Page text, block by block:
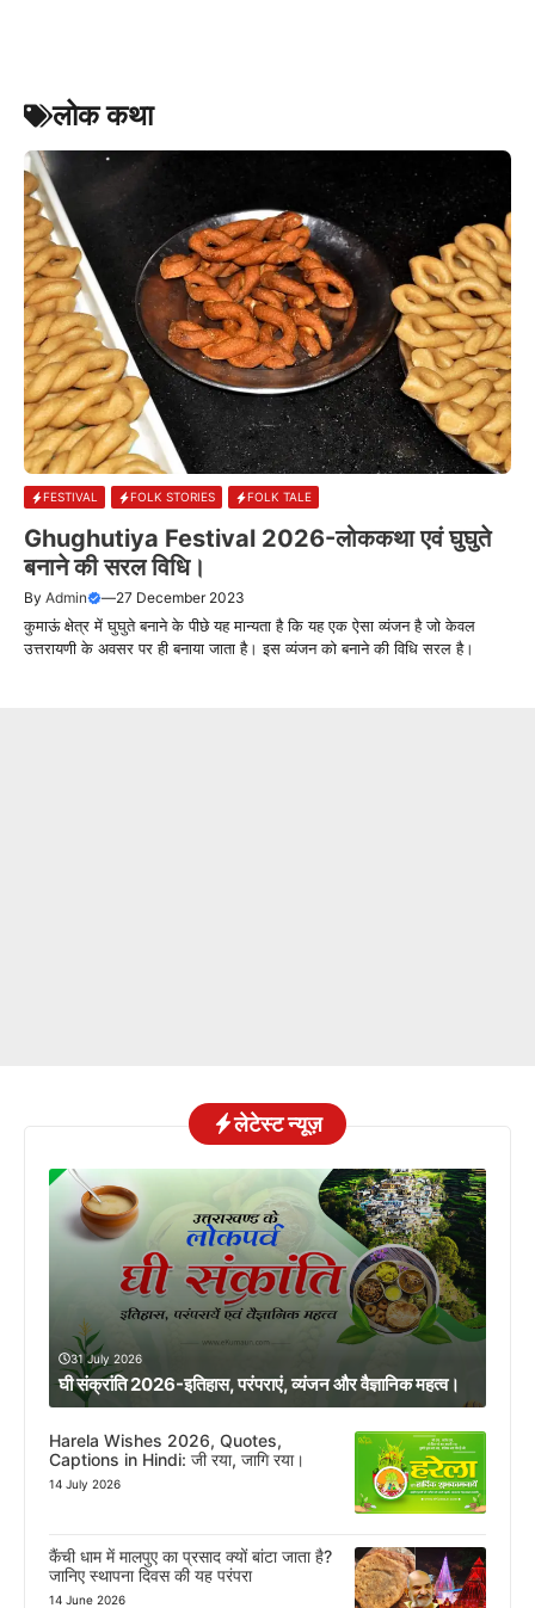
लोक कथा
FESTIVAL FOLK STORIES FOLK TALE
Ghughutiya Festival 2026-लोककथा एवं घुघुते
बनाने की सरल विधि।
By Admin —27 December 2023
कुमाऊं क्षेत्र में घुघुते बनाने के पीछे यह मान्यता है कि यह एक ऐसा व्यंजन है जो केवल
उत्तरायणी के अवसर पर ही बनाया जाता है। इस व्यंजन को बनाने की विधि सरल है।
लेटेस्ट न्यूज़
31 July 2026
घी संक्रांति 2026-इतिहास, परंपराएं, व्यंजन और वैज्ञानिक महत्व।
Harela Wishes 2026, Quotes,
Captions in Hindi: जी रया, जागि रया।
14 July 2026
कैंची धाम में मालपुए का प्रसाद क्यों बांटा जाता है?
जानिए स्थापना दिवस की यह परंपरा
14 June 2026